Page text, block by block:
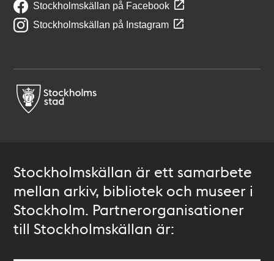
Stockholmskällan på Facebook
Stockholmskällan på Instagram
Stockholmskällan är ett samarbete
mellan arkiv, bibliotek och museer i
Stockholm. Partnerorganisationer
till Stockholmskällan är: